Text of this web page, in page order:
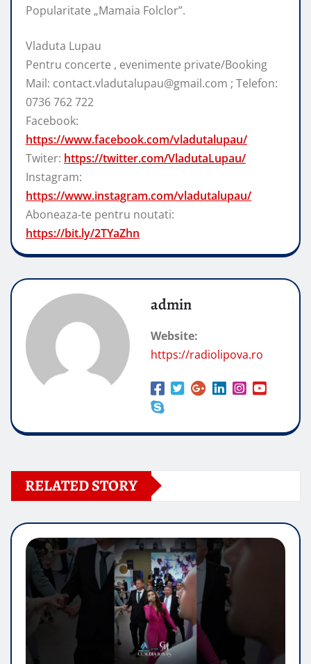
Popularitate „Mamaia Folclor”.
Vladuta Lupau
Pentru concerte , evenimente private/Booking
Mail: contact.vladutalupau@gmail.com ; Telefon:
0736 762 722
Facebook:
https://www.facebook.com/vladutalupau/
Twiter: https://twitter.com/VladutaLupau/
Instagram:
https://www.instagram.com/vladutalupau/
Aboneaza-te pentru noutati:
https://bit.ly/2TYaZhn
admin
Website:
https://radiolipova.ro
RELATED STORY